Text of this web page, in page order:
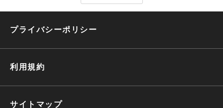
プライバシーポリシー
利用規約
サイトマップ